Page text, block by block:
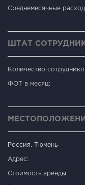
Среднемесячные
ШТАТ
Количество
ФОТ в месяц:
Россия, Тюмень
Адрес:
Стоимость аренды: